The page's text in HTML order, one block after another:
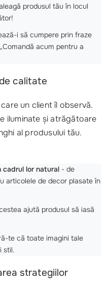
produsul tău în locul
i să cumpere prin fraze
acum pentru a
calitate
un client îl observă.
iluminate și atrăgătoare
al produsului tău.
cadrul lor natural - de
articolele de decor plasate în
ajută produsul să iasă
te că toate imagini tale
stil.
strategiilor